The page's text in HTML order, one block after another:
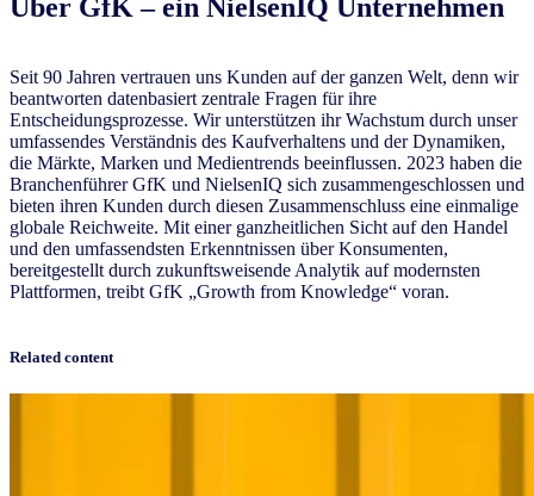
Über GfK – ein NielsenIQ Unternehmen
Seit 90 Jahren vertrauen uns Kunden auf der ganzen Welt, denn wir
beantworten datenbasiert zentrale Fragen für ihre
Entscheidungsprozesse. Wir unterstützen ihr Wachstum durch unser
umfassendes Verständnis des Kaufverhaltens und der Dynamiken,
die Märkte, Marken und Medientrends beeinflussen. 2023 haben die
Branchenführer GfK und NielsenIQ sich zusammengeschlossen und
bieten ihren Kunden durch diesen Zusammenschluss eine einmalige
globale Reichweite. Mit einer ganzheitlichen Sicht auf den Handel
und den umfassendsten Erkenntnissen über Konsumenten,
bereitgestellt durch zukunftsweisende Analytik auf modernsten
Plattformen, treibt GfK „Growth from Knowledge“ voran.
Related content